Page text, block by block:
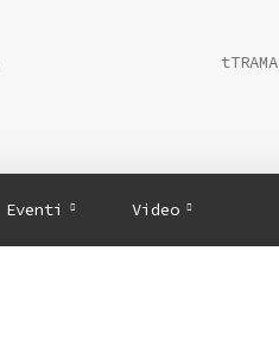
tTRAMA
Eventi Video